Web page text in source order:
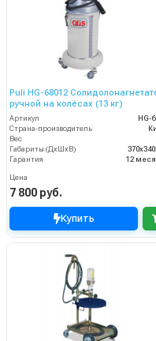
Puli HG-68012
ручной на колёсах (13 кг)
Артикул
HG-
Страна-производитель
Вес
Габариты (ДхШхВ)
Гарантия
12
Цена
7 800 руб.
Купить